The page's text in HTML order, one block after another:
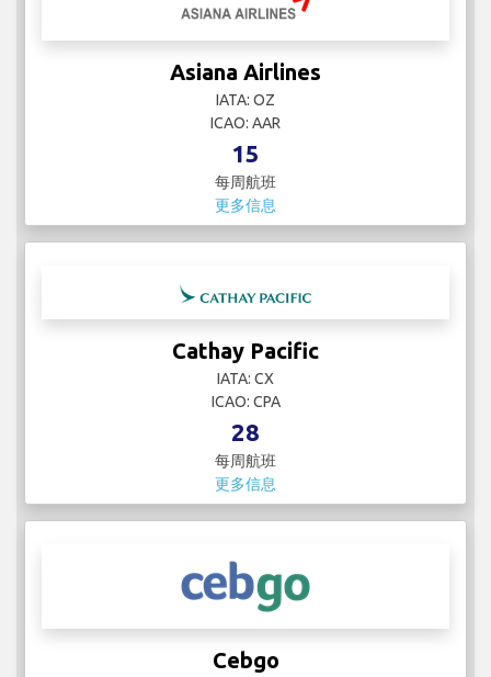
Asiana Airlines
IATA: OZ
ICAO: AAR
15
每周航班
更多信息
Cathay Pacific
IATA: CX
ICAO: CPA
28
每周航班
更多信息
Cebgo